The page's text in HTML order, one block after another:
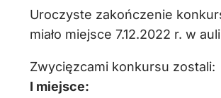
Uroczyste zakończenie
miało miejsce 7.12.2022 r. w
Zwycięzcami konkursu zostali:
I miejsce: